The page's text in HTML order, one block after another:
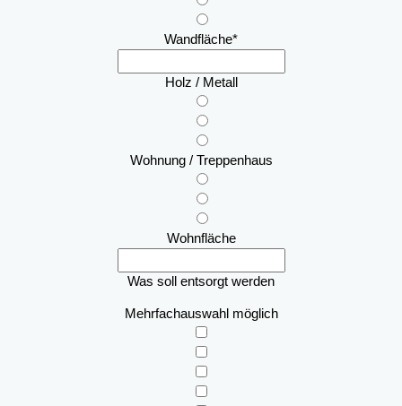
Wandfläche*
Holz / Metall
Wohnung / Treppenhaus
Wohnfläche
Was soll entsorgt werden
Mehrfachauswahl möglich